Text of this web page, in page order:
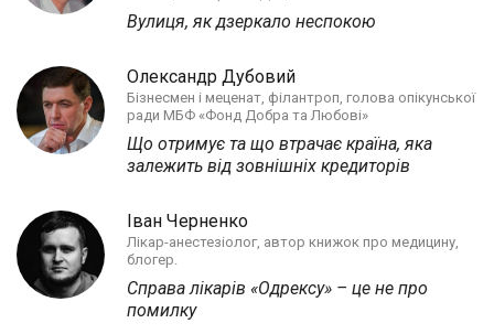
Вулиця, як дзеркало неспокою
Олександр Дубовий
Бізнесмен і меценат, філантроп, голова опікунської
ради МБФ «Фонд Добра та Любові»
Що отримує та що втрачає країна, яка
залежить від зовнішніх кредиторів
Іван Черненко
Лікар-анестезіолог, автор книжок про медицину,
блогер.
Справа лікарів «Одрексу» – це не про
помилку